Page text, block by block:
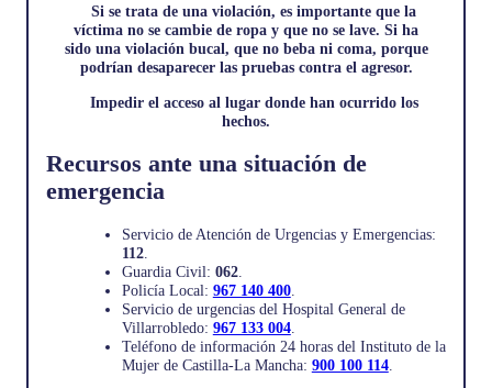
Si se trata de una violación, es importante que la
víctima no se cambie de ropa y que no se lave. Si ha
sido una violación bucal, que no beba ni coma, porque
podrían desaparecer las pruebas contra el agresor.
Impedir el acceso al lugar donde han ocurrido los
hechos.
Recursos ante una situación de
emergencia
Servicio de Atención de Urgencias y Emergencias:
112.
Guardia Civil: 062.
Policía Local: 967 140 400.
Servicio de urgencias del Hospital General de
Villarrobledo: 967 133 004.
Teléfono de información 24 horas del Instituto de la
Mujer de Castilla-La Mancha: 900 100 114.